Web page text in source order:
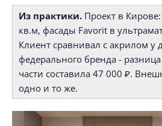
Из практики. Проект в
кв.м, фасады Favorit в
Клиент сравнивал с акрилом у
федерального бренда -
части составила 47 000 ₽.
одно и то же.